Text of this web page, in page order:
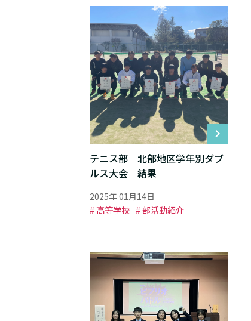
テニス部 北部地区学年別ダブ
ルス大会 結果
2025年 01月14日
# 高等学校 # 部活動紹介